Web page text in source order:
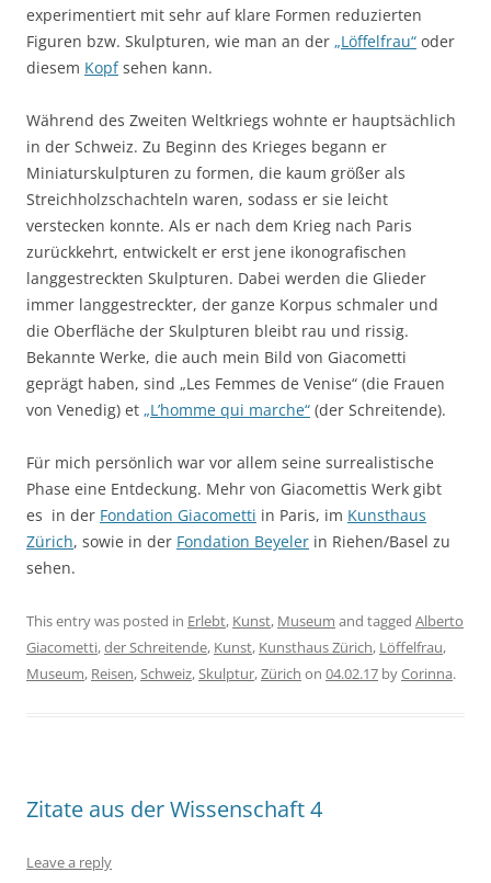
experimentiert mit sehr auf klare Formen reduzierten
Figuren bzw. Skulpturen, wie man an der „Löffelfrau“ oder
diesem Kopfsehen kann.
Während des Zweiten Weltkriegs wohnte er hauptsächlich
in der Schweiz. Zu Beginn des Krieges begann er
Miniaturskulpturen zu formen, die kaum größer als
Streichholzschachteln waren, sodass er sie leicht
verstecken konnte. Als er nach dem Krieg nach Paris
zurückkehrt, entwickelt er erst jene ikonografischen
langgestreckten Skulpturen. Dabei werden die Glieder
immer langgestreckter, der ganze Korpus schmaler und
die Oberfläche der Skulpturen bleibt rau und rissig.
Bekannte Werke, die auch mein Bild von Giacometti
geprägt haben, sind „Les Femmes de Venise“ (die Frauen
von Venedig) et „L’homme qui marche“ (der Schreitende).
Für mich persönlich war vor allem seine surrealistische
Phase eine Entdeckung. Mehr von Giacomettis Werk gibt
es in der Fondation Giacometti in Paris, im Kunsthaus
Zürich, sowie in der Fondation Beyeler in Riehen/Basel zu
sehen.
This entry was posted in Erlebt, Kunst, Museum and tagged Alberto
Giacometti,der Schreitende, Kunst, Kunsthaus Zürich, Löffelfrau,
Museum, Reisen,Schweiz,Skulptur,Zürich on 04.02.17 byCorinna.
Zitate aus der Wissenschaft 4
Leave a reply